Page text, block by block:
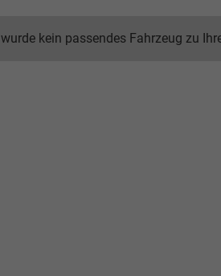
wurde kein passendes Fahrzeug zu